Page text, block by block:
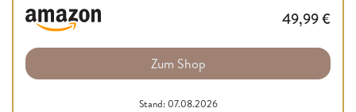
49,99€
Zum Shop
Stand: 07.08.2026